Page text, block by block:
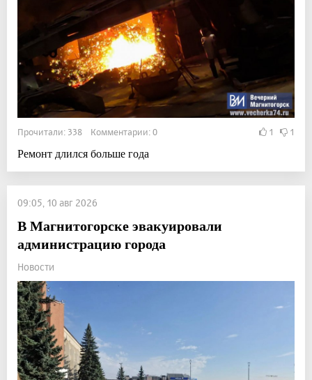
Прочитали: 338 Комментарии: 0 1 1
Ремонт длился больше года
09:05, 10 авг 2026
В Магнитогорске эвакуировали
администрацию города
Новости